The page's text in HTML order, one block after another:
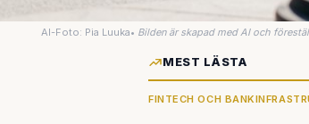
AI-Foto: Pia Luuka• Bilden är skapad med AI och
MEST LÄSTA
FINTECH OCH